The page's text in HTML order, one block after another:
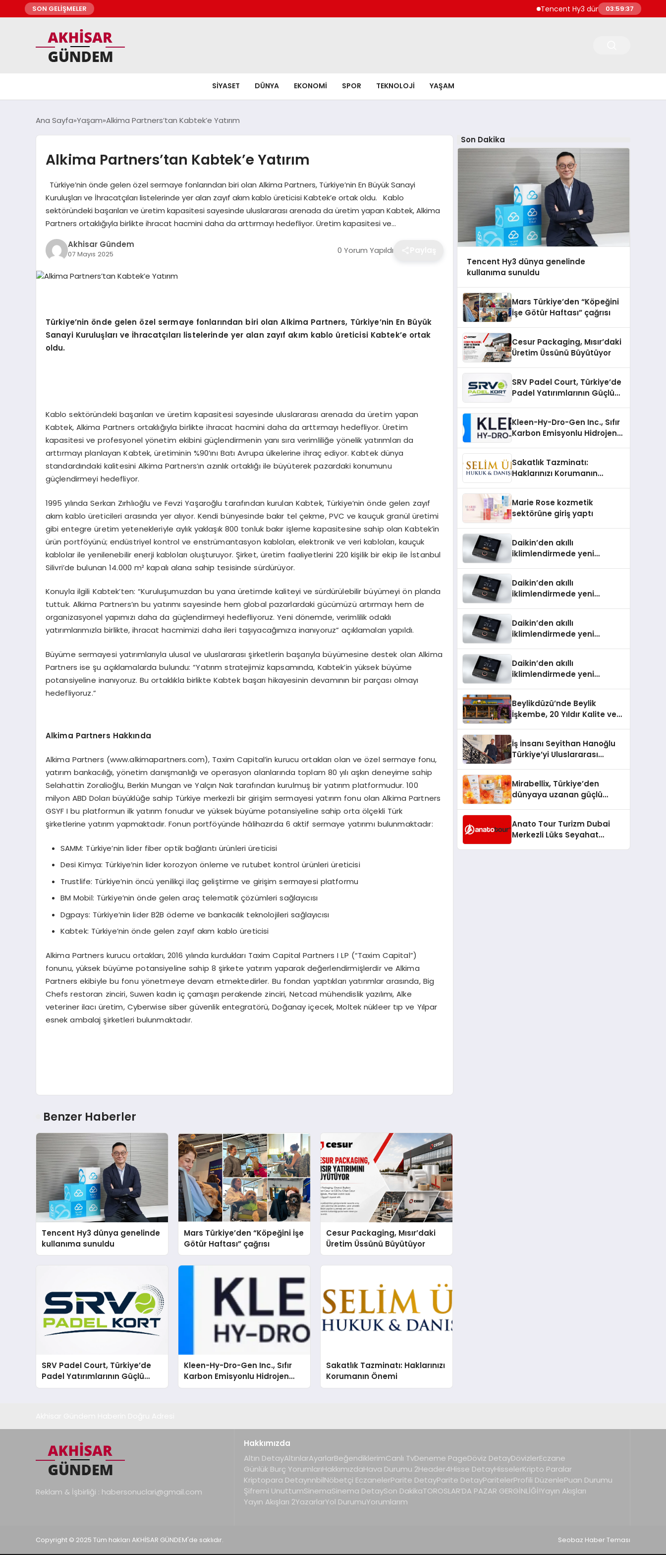
SON GELİŞMELER Tencent Hy3 dünya genelinde
03:59:38
SIYASET DÜNYA EKONOMI SPOR TEKNOLOJI YAŞAM
Ana Sayfa Yaşam Alkima Partners’tan Kabtek’e Yatırım
Alkima Partners’tan Kabtek’e Yatırım
Türkiye’nin önde gelen özel sermaye fonlarından biri olan Alkima Partners, Türkiye’nin En Büyük Sanayi
Kuruluşları ve İhracatçıları listelerinde yer alan zayıf akım kablo üreticisi Kabtek’e ortak oldu. Kablo
sektöründeki başarıları ve üretim kapasitesi sayesinde uluslararası arenada da üretim yapan Kabtek, Alkima
Partners ortaklığıyla birlikte ihracat hacmini daha da arttırmayı hedefliyor. Üretim kapasitesi ve…
Akhisar Gündem
07 Mayıs 2025 0 Yorum Yapıldı
Türkiye’nin önde gelen özel sermaye fonlarından biri olan Alkima Partners, Türkiye’nin En Büyük
Sanayi Kuruluşları ve İhracatçıları listelerinde yer alan zayıf akım kablo üreticisi Kabtek’e ortak
oldu.
Kablo sektöründeki başarıları ve üretim kapasitesi sayesinde uluslararası arenada da üretim yapan
Kabtek, Alkima Partners ortaklığıyla birlikte ihracat hacmini daha da arttırmayı hedefliyor. Üretim
kapasitesi ve profesyonel yönetim ekibini güçlendirmenin yanı sıra verimliliğe yönelik yatırımları da
arttırmayı planlayan Kabtek, üretiminin %90’ını Batı Avrupa ülkelerine ihraç ediyor. Kabtek dünya
standardındaki kalitesini Alkima Partners’ın azınlık ortaklığı ile büyüterek pazardaki konumunu
güçlendirmeyi hedefliyor.
1995 yılında Serkan Zırhlıoğlu ve Fevzi Yaşaroğlu tarafından kurulan Kabtek, Türkiye’nin önde gelen zayıf
akım kablo üreticileri arasında yer alıyor. Kendi bünyesinde bakır tel çekme, PVC ve kauçuk granül üretimi
gibi entegre üretim yetenekleriyle aylık yaklaşık 800 tonluk bakır işleme kapasitesine sahip olan Kabtek’in
ürün portföyünü; endüstriyel kontrol ve enstrümantasyon kabloları, elektronik ve veri kabloları, kauçuk
kablolar ile yenilenebilir enerji kabloları oluşturuyor. Şirket, üretim faaliyetlerini 220 kişilik bir ekip ile İstanbul
Silivri’de bulunan 14.000 m² kapalı alana sahip tesisinde sürdürüyor.
Konuyla ilgili Kabtek’ten: “Kuruluşumuzdan bu yana üretimde kaliteyi ve sürdürülebilir büyümeyi ön planda
tuttuk. Alkima Partners’ın bu yatırımı sayesinde hem global pazarlardaki gücümüzü artırmayı hem de
organizasyonel yapımızı daha da güçlendirmeyi hedefliyoruz. Yeni dönemde, verimlilik odaklı
yatırımlarımızla birlikte, ihracat hacmimizi daha ileri taşıyacağımıza inanıyoruz” açıklamaları yapıldı.
Büyüme sermayesi yatırımlarıyla ulusal ve uluslararası şirketlerin başarıyla büyümesine destek olan Alkima
Partners ise şu açıklamalarda bulundu: “Yatırım stratejimiz kapsamında, Kabtek’in yüksek büyüme
potansiyeline inanıyoruz. Bu ortaklıkla birlikte Kabtek başarı hikayesinin devamının bir parçası olmayı
hedefliyoruz.”
Alkima Partners Hakkında
Alkima Partners (www.alkimapartners.com), Taxim Capital’in kurucu ortakları olan ve özel sermaye fonu,
yatırım bankacılığı, yönetim danışmanlığı ve operasyon alanlarında toplam 80 yılı aşkın deneyime sahip
Selahattin Zoralioğlu, Berkin Mungan ve Yalçın Nak tarafından kurulmuş bir yatırım platformudur. 100
milyon ABD Doları büyüklüğe sahip Türkiye merkezli bir girişim sermayesi yatırım fonu olan Alkima Partners
GSYF I bu platformun ilk yatırım fonudur ve yüksek büyüme potansiyeline sahip orta ölçekli Türk
şirketlerine yatırım yapmaktadır. Fonun portföyünde hâlihazırda 6 aktif sermaye yatırımı bulunmaktadır:
SAMM: Türkiye’nin lider fiber optik bağlantı ürünleri üreticisi
Desi Kimya: Türkiye’nin lider korozyon önleme ve rutubet kontrol ürünleri üreticisi
Trustlife: Türkiye’nin öncü yenilikçi ilaç geliştirme ve girişim sermayesi platformu
BM Mobil: Türkiye’nin önde gelen araç telematik çözümleri sağlayıcısı
Dgpays: Türkiye’nin lider B2B ödeme ve bankacılık teknolojileri sağlayıcısı
Kabtek: Türkiye’nin önde gelen zayıf akım kablo üreticisi
Alkima Partners kurucu ortakları, 2016 yılında kurdukları Taxim Capital Partners I LP (“Taxim Capital”)
fonunu, yüksek büyüme potansiyeline sahip 8 şirkete yatırım yaparak değerlendirmişlerdir ve Alkima
Partners ekibiyle bu fonu yönetmeye devam etmektedirler. Bu fondan yaptıkları yatırımlar arasında, Big
Chefs restoran zinciri, Suwen kadın iç çamaşırı perakende zinciri, Netcad mühendislik yazılımı, Alke
veteriner ilacı üretim, Cyberwise siber güvenlik entegratörü, Doğanay içecek, Moltek nükleer tıp ve Yılpar
esnek ambalaj şirketleri bulunmaktadır.
Benzer Haberler
Tencent Hy3 dünya genelinde
kullanıma sunuldu
Mars Türkiye’den “Köpeğini İşe
Götür Haftası” çağrısı
Cesur Packaging, Mısır’daki
Üretim Üssünü Büyütüyor
SRV Padel Court, Türkiye’de
Padel Yatırımlarının Güçlü
Markası Olmayı Sürdürüyor
Kleen-Hy-Dro-Gen Inc., Sıfır
Karbon Emisyonlu Hidrojen
Isıtma Teknolojisinde ISO ve
Sakatlık Tazminatı: Haklarınızı
Korumanın Önemi
Son Dakika
Tencent Hy3 dünya genelinde
kullanıma sunuldu
Mars Türkiye’den “Köpeğini
İşe Götür Haftası” çağrısı
Cesur Packaging, Mısır’daki
Üretim Üssünü Büyütüyor
SRV Padel Court, Türkiye’de
Padel Yatırımlarının Güçlü
Kleen-Hy-Dro-Gen Inc., Sıfır
Karbon Emisyonlu Hidrojen
Aldı
Sakatlık Tazminatı:
Haklarınızı Korumanın
Marie Rose kozmetik
sektörüne giriş yaptı
Daikin’den akıllı
iklimlendirmede yeni
Daikin’den akıllı
iklimlendirmede yeni
Daikin’den akıllı
iklimlendirmede yeni
Daikin’den akıllı
iklimlendirmede yeni
Beylikdüzü’nde Beylik
İşkembe, 20 Yıldır Kalite ve
İş İnsanı Seyithan Hanoğlu
Türkiye’yi Uluslararası
Mirabellix, Türkiye’den
dünyaya uzanan güçlü
Anato Tour Turizm Dubai
Merkezli Lüks Seyahat
Reklam & İşbirliği : habersonuclari@gmail.com
Hakkımızda
Altın DetayAltınlarAyarlarBeğendiklerimCanlı TvDeneme PageDöviz DetayDövizlerEczane
Günlük Burç YorumlarıHakkımızdaHava Durumu 2Header4Hisse DetayHisselerKripto Paralar
Kriptopara DetaynnbilNöbetçi EczanelerParite DetayParite DetayParitelerProfili DüzenlePuan Durumu
Şifremi UnuttumSinemaSinema DetaySon DakikaTOROSLAR’DA PAZAR GERGİNLİĞİ!Yayın Akışları
Yayın Akışları 2YazarlarYol DurumuYorumlarım
Copyright © 2025 Tüm hakları AKHİSAR GÜNDEM'de saklıdır. Seobaz Haber Teması